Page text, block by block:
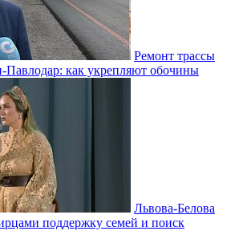
Ремонт трассы
Павлодар: как укрепляют обочины
Львова-Белова
поддержку семей и поиск